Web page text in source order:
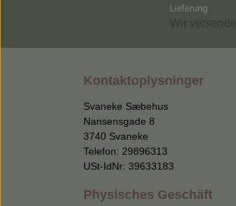
Lieferung
Kontaktoplysninger
Svaneke Sæbehus
Nansensgade 8
3740 Svaneke
Telefon: 29896313
USt-IdNr: 39633183
Physisches Geschäft